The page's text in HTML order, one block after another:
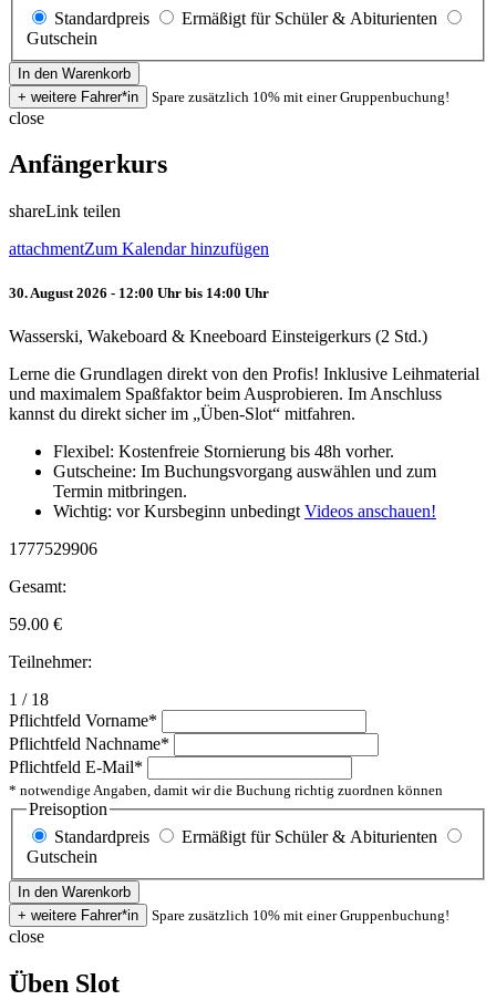
Standardpreis
Ermäßigt für Schüler & Abiturienten
Gutschein
Spare zusätzlich 10% mit einer Gruppenbuchung!
close
Anfängerkurs
shareLink teilen
attachmentZum Kalendar hinzufügen
30. August 2026 - 12:00 Uhr bis 14:00 Uhr
Wasserski, Wakeboard & Kneeboard Einsteigerkurs (2 Std.)
Lerne die Grundlagen direkt von den Profis! Inklusive Leihmaterial
und maximalem Spaßfaktor beim Ausprobieren. Im Anschluss
kannst du direkt sicher im „Üben-Slot“ mitfahren.
Flexibel: Kostenfreie Stornierung bis 48h vorher.
Gutscheine: Im Buchungsvorgang auswählen und zum
Termin mitbringen.
Wichtig: vor Kursbeginn unbedingt Videos anschauen!
1777529906
Gesamt:
59.00 €
Teilnehmer:
1 / 18
Pflichtfeld Vorname*
Pflichtfeld Nachname*
Pflichtfeld E-Mail*
* notwendige Angaben, damit wir die Buchung richtig zuordnen können
Preisoption
Standardpreis
Ermäßigt für Schüler & Abiturienten
Gutschein
Spare zusätzlich 10% mit einer Gruppenbuchung!
close
Üben Slot